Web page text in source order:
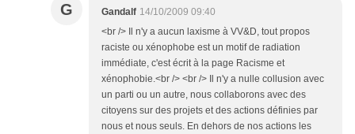
G Gandalf 14/10/2009 09:40
<br /> Il n'y a aucun laxisme à VV&D, tout propos
raciste ou xénophobe est un motif de radiation
immédiate, c'est écrit à la page Racisme et
xénophobie.<br /> <br /> Il n'y a nulle collusion avec
un parti ou un autre, nous collaborons avec des
citoyens sur des projets et des actions définies par
nous et nous seuls. En dehors de nos actions les